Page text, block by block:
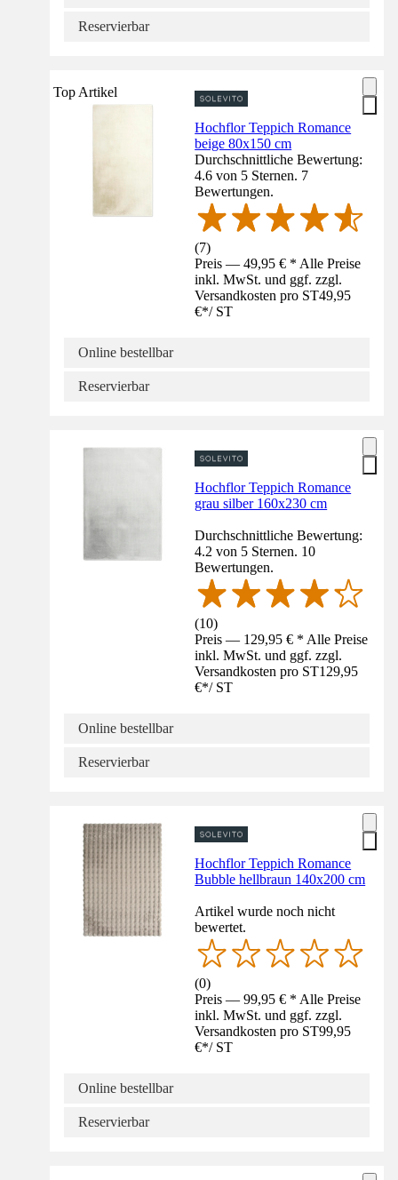
Reservierbar
Top Artikel
Hochflor Teppich Romance
beige 80x150 cm
Durchschnittliche Bewertung:
4.6 von 5 Sternen. 7
Bewertungen.
(7)
Preis — 49,95 € * Alle Preise
inkl. MwSt. und ggf. zzgl.
Versandkosten pro ST49,95
€*/ ST
Online bestellbar
Reservierbar
Hochflor Teppich Romance
grau silber 160x230 cm
Durchschnittliche Bewertung:
4.2 von 5 Sternen. 10
Bewertungen.
(10)
Preis — 129,95 € * Alle Preise
inkl. MwSt. und ggf. zzgl.
Versandkosten pro ST129,95
€*/ ST
Online bestellbar
Reservierbar
Hochflor Teppich Romance
Bubble hellbraun 140x200 cm
Artikel wurde noch nicht
bewertet.
(0)
Preis — 99,95 € * Alle Preise
inkl. MwSt. und ggf. zzgl.
Versandkosten pro ST99,95
€*/ ST
Online bestellbar
Reservierbar